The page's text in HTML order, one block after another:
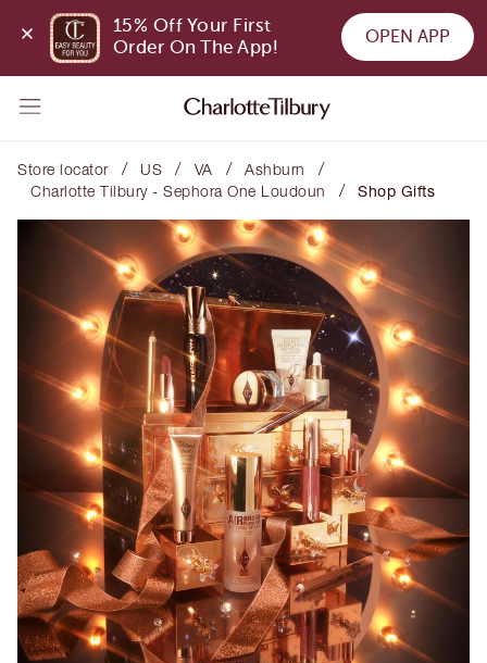
15% Off Your First
Order On The App!
OPEN APP
Store locator / US / VA / Ashburn /
Charlotte Tilbury - Sephora One Loudoun / Shop Gifts